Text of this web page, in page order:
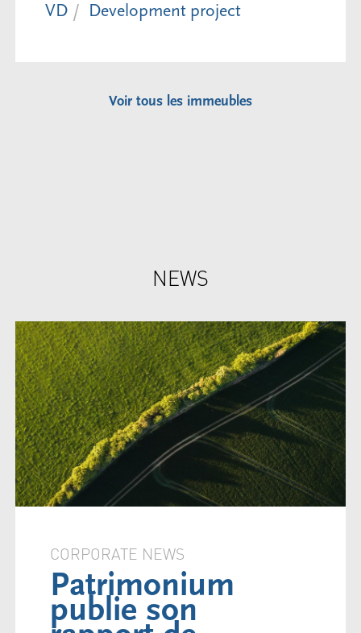
VD Development project
Voir tous les immeubles
NEWS
CORPORATE NEWS
Patrimonium
publie son